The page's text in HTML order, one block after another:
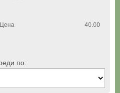
40.00
Цена
по: